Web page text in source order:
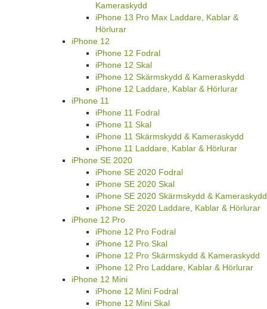
Kameraskydd
iPhone 13 Pro Max Laddare, Kablar &
Hörlurar
iPhone 12
iPhone 12 Fodral
iPhone 12 Skal
iPhone 12 Skärmskydd & Kameraskydd
iPhone 12 Laddare, Kablar & Hörlurar
iPhone 11
iPhone 11 Fodral
iPhone 11 Skal
iPhone 11 Skärmskydd & Kameraskydd
iPhone 11 Laddare, Kablar & Hörlurar
iPhone SE 2020
iPhone SE 2020 Fodral
iPhone SE 2020 Skal
iPhone SE 2020 Skärmskydd & Kameraskydd
iPhone SE 2020 Laddare, Kablar & Hörlurar
iPhone 12 Pro
iPhone 12 Pro Fodral
iPhone 12 Pro Skal
iPhone 12 Pro Skärmskydd & Kameraskydd
iPhone 12 Pro Laddare, Kablar & Hörlurar
iPhone 12 Mini
iPhone 12 Mini Fodral
iPhone 12 Mini Skal